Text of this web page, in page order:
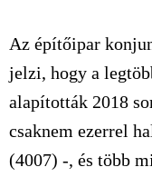
Az építőipar
jelzi, hogy a
alapították 2018
csaknem ezerrel
(4007) -, és több